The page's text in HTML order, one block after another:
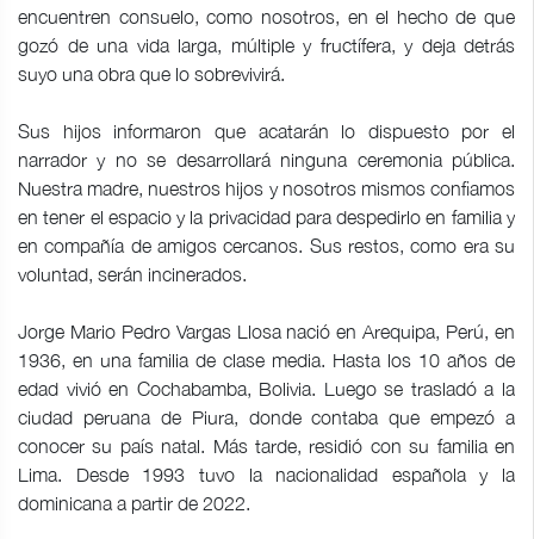
encuentren consuelo, como nosotros, en el hecho de que
gozó de una vida larga, múltiple y fructífera, y deja detrás
suyo una obra que lo sobrevivirá.
Sus hijos informaron que acatarán lo dispuesto por el
narrador y no se desarrollará ninguna ceremonia pública.
Nuestra madre, nuestros hijos y nosotros mismos confiamos
en tener el espacio y la privacidad para despedirlo en familia y
en compañía de amigos cercanos. Sus restos, como era su
voluntad, serán incinerados.
Jorge Mario Pedro Vargas Llosa nació en Arequipa, Perú, en
1936, en una familia de clase media. Hasta los 10 años de
edad vivió en Cochabamba, Bolivia. Luego se trasladó a la
ciudad peruana de Piura, donde contaba que empezó a
conocer su país natal. Más tarde, residió con su familia en
Lima. Desde 1993 tuvo la nacionalidad española y la
dominicana a partir de 2022.